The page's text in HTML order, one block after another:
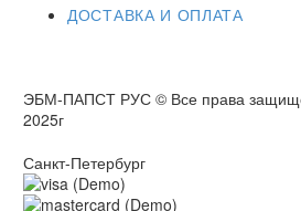
ДОСТАВКА И ОПЛАТА
ЭБМ-ПАПСТ РУС © Все права
2025г
Санкт-Петербург